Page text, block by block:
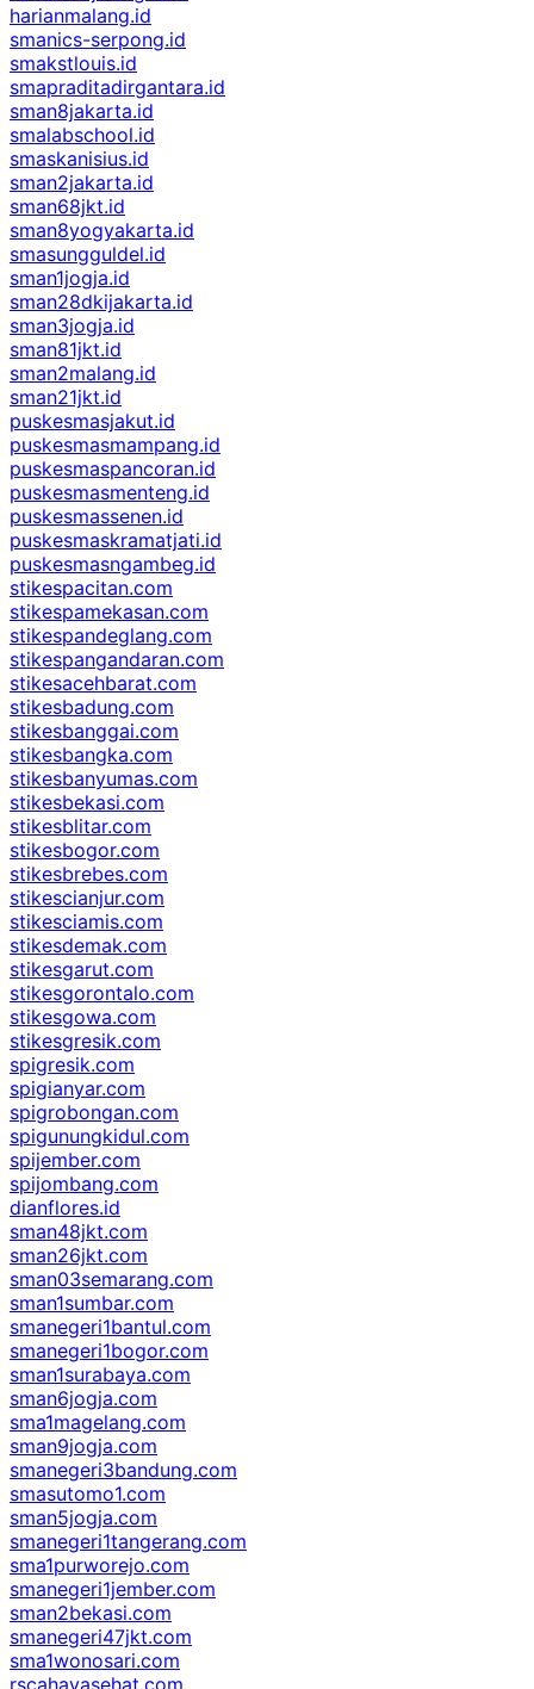
harianmalang.id
smanics-serpong.id
smakstlouis.id
smapraditadirgantara.id
sman8jakarta.id
smalabschool.id
smaskanisius.id
sman2jakarta.id
sman68jkt.id
sman8yogyakarta.id
smasungguldel.id
sman1jogja.id
sman28dkijakarta.id
sman3jogja.id
sman81jkt.id
sman2malang.id
sman21jkt.id
puskesmasjakut.id
puskesmasmampang.id
puskesmaspancoran.id
puskesmasmenteng.id
puskesmassenen.id
puskesmaskramatjati.id
puskesmasngambeg.id
stikespacitan.com
stikespamekasan.com
stikespandeglang.com
stikespangandaran.com
stikesacehbarat.com
stikesbadung.com
stikesbanggai.com
stikesbangka.com
stikesbanyumas.com
stikesbekasi.com
stikesblitar.com
stikesbogor.com
stikesbrebes.com
stikescianjur.com
stikesciamis.com
stikesdemak.com
stikesgarut.com
stikesgorontalo.com
stikesgowa.com
stikesgresik.com
spigresik.com
spigianyar.com
spigrobongan.com
spigunungkidul.com
spijember.com
spijombang.com
dianflores.id
sman48jkt.com
sman26jkt.com
sman03semarang.com
sman1sumbar.com
smanegeri1bantul.com
smanegeri1bogor.com
sman1surabaya.com
sman6jogja.com
sma1magelang.com
sman9jogja.com
smanegeri3bandung.com
smasutomo1.com
sman5jogja.com
smanegeri1tangerang.com
sma1purworejo.com
smanegeri1jember.com
sman2bekasi.com
smanegeri47jkt.com
sma1wonosari.com
rscahayasehat.com